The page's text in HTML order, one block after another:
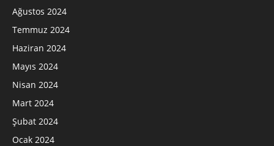
Ağustos 2024
Temmuz 2024
Haziran 2024
Mayıs 2024
Nisan 2024
Mart 2024
Şubat 2024
Ocak 2024